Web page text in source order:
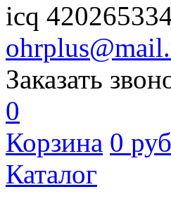
icq
Заказать
0
Корзина 0
Каталог